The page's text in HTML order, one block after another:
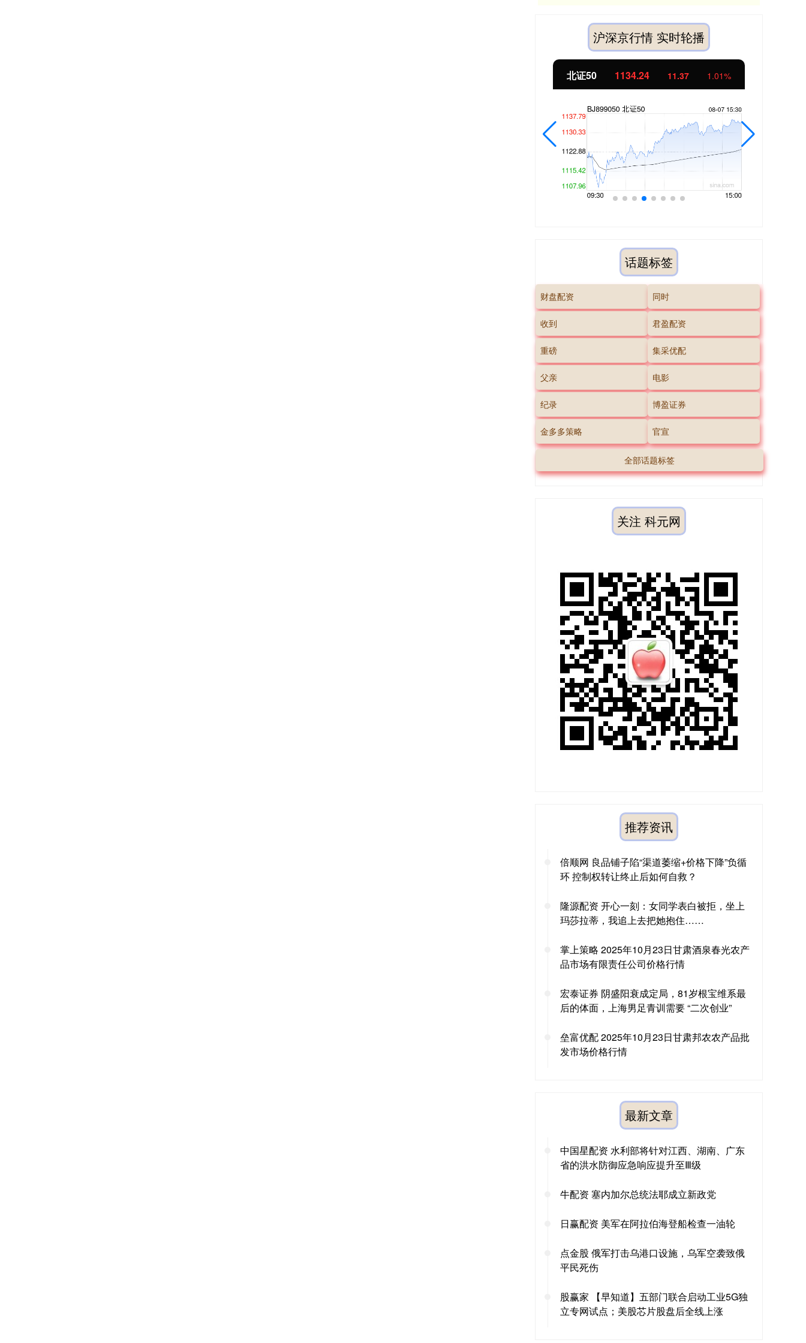
沪深京行情 实时轮播
北证50 1134.24 11.37 1.01%
话题标签
财盘配资 同时
收到 君盈配资
重磅 集采优配
父亲 电影
纪录 博盈证券
金多多策略 官宣
全部话题标签
关注 科元网
推荐资讯
倍顺网 良品铺子陷“渠道萎缩+价格下降”负循
环 控制权转让终止后如何自救？
隆源配资 开心一刻：女同学表白被拒，坐上
玛莎拉蒂，我追上去把她抱住……
掌上策略 2025年10月23日甘肃酒泉春光农产
品市场有限责任公司价格行情
宏泰证券 阴盛阳衰成定局，81岁根宝维系最
后的体面，上海男足青训需要 “二次创业”
垒富优配 2025年10月23日甘肃邦农农产品批
发市场价格行情
最新文章
中国星配资 水利部将针对江西、湖南、广东
省的洪水防御应急响应提升至Ⅲ级
牛配资 塞内加尔总统法耶成立新政党
日赢配资 美军在阿拉伯海登船检查一油轮
点金股 俄军打击乌港口设施，乌军空袭致俄
平民死伤
股赢家 【早知道】五部门联合启动工业5G独
立专网试点；美股芯片股盘后全线上涨